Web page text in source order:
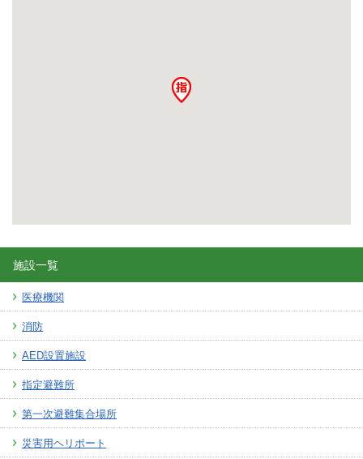
施設一覧
医療機関
消防
AED設置施設
指定避難所
第一次避難集合場所
災害用ヘリポート